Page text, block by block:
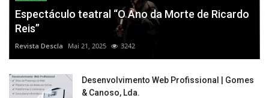
Espectáculo teatral “O Ano da Morte de Ricardo
Reis”
Revista Descla Mai 21, 2025 3242
Desenvolvimento Web Profissional | Gomes
& Canoso, Lda.